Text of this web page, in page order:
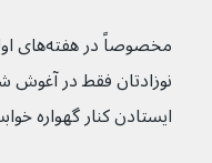
مخصوصاً
ایستادن کنار گهواره